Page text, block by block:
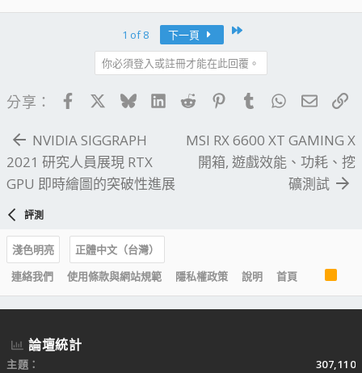
1 of 8 下一頁
你必須登入或註冊才能在此回覆。
分享： FacebookBlueskyLinkedIn
Reddit PinterestTumblrWhatsApp
電子
NVIDIA SIGGRAPH
2021 研究人員展現 RTX
GPU 即時繪圖的突破性進展
MSI RX 6600 XT GAMING X
開箱, 遊戲效能、功耗、挖
礦測試
評測
淺色明亮
正體中文（台灣）
連絡我們
使用條款與網站規範 隱私權政策 說明 首頁
R
S
S
論壇統計
主題
307,110